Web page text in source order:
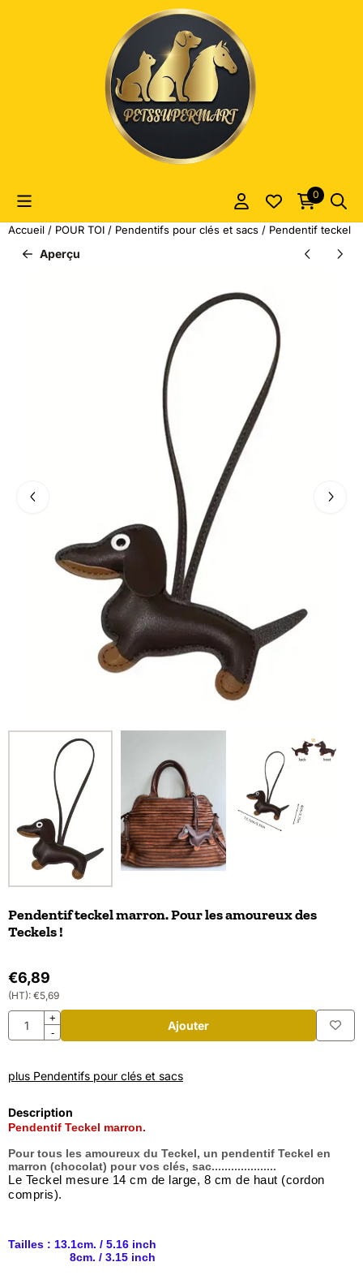
Les préférences de cookies sont actuellement fermées.
0
Accueil / POUR TOI / Pendentifs pour clés et sacs / Pendentif teckel
Aperçu
Pendentif teckel marron. Pour les amoureux des
Teckels !
€6,89
(HT): €5,69
Quantité+
-
Ajouter
plus Pendentifs pour clés et sacs
Description
Pendentif Teckel marron.
Pour tous les amoureux du Teckel, un pendentif Teckel en
marron (chocolat) pour vos clés, sac....................
Le Teckel mesure 14 cm de large, 8 cm de haut (cordon
compris).
Tailles : 13.1cm. / 5.16 inch
8cm. / 3.15 inch